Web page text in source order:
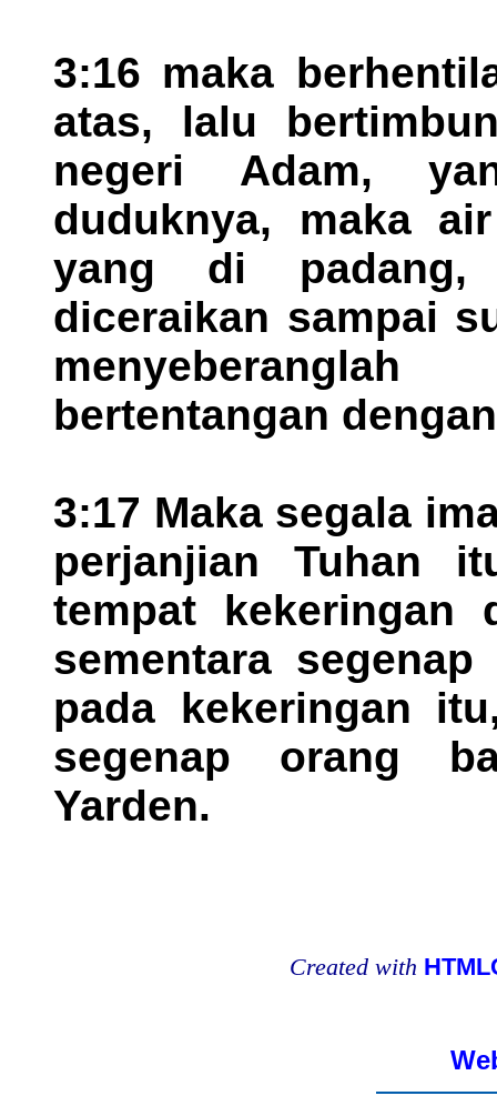
3:16 maka
atas, lalu
negeri Adam,
duduknya, maka
yang di padang,
diceraikan sampai
bertentangan
3:17 Maka segala
perjanjian Tuhan
tempat kekeringan
sementara
pada kekeringan
segenap orang
Yarden.
Created with